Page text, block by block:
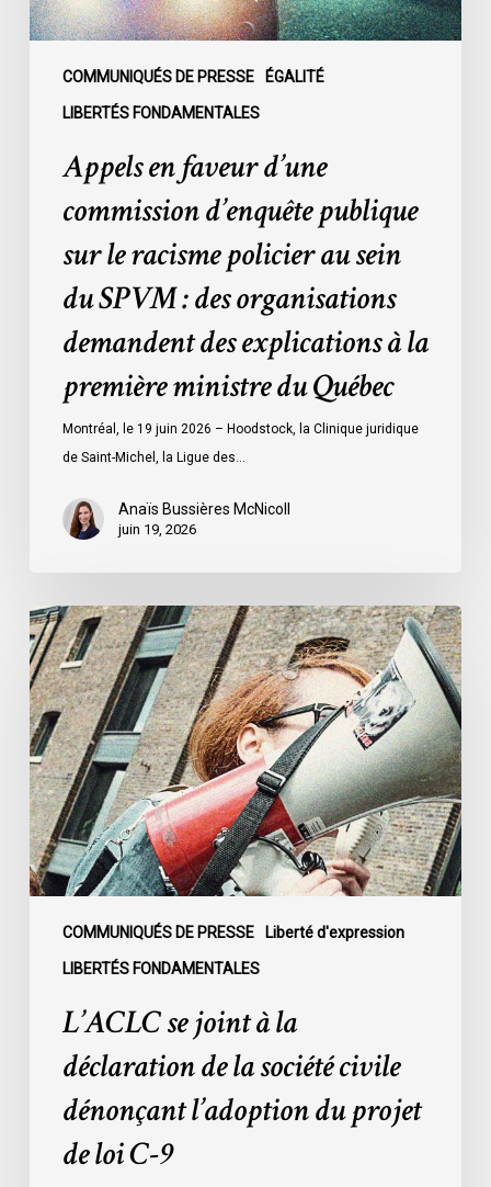
COMMUNIQUÉS DE PRESSE ÉGALITÉ
LIBERTÉS FONDAMENTALES
racisme
policier
SPVM
organisations
explications
première
ministre
Québec
Appels en faveur d’une
commission d’enquête publique
sur le racisme policier au sein
du SPVM : des organisations
demandent des explications à la
première ministre du Québec
Montréal, le 19 juin 2026 – Hoodstock, la Clinique juridique
de Saint-Michel, la Ligue des…
Anaïs Bussières McNicoll
juin 19, 2026
COMMUNIQUÉS DE PRESSE Liberté d'expression
LIBERTÉS FONDAMENTALES
L’ACLC
se
joint
à
la
déclaration
de
la
société
civile
dénonçant
l’adoption
L’ACLC se joint à la
déclaration de la société civile
dénonçant l’adoption du projet
de loi C-9